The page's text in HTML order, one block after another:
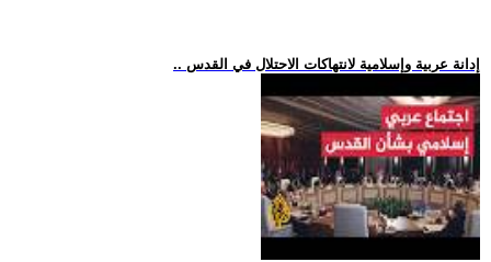
.. إدانة عربية وإسلامية لانتهاكات الاحتلال في القدس